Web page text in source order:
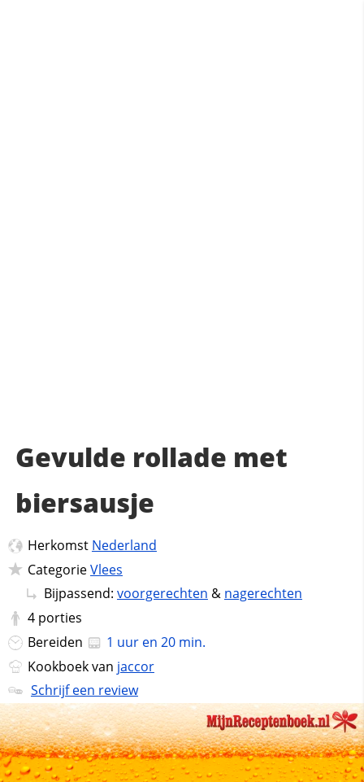
Gevulde rollade met
biersausje
Herkomst Nederland
CategorieVlees
Bijpassend: voorgerechten & nagerechten
4 porties
Bereiden
1 uur en 20 min.
Kookboek van jaccor
Schrijf een review